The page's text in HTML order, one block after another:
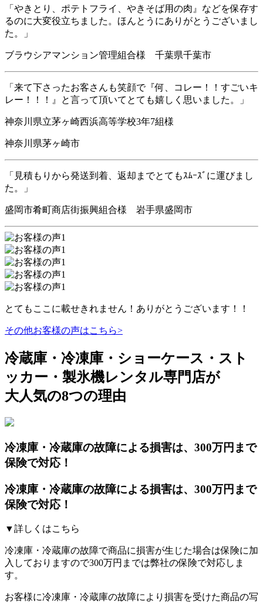
「やきとり、ポテトフライ、やきそば用の肉』などを保存す
るのに大変役立ちました。ほんとうにありがとうございまし
た。」
ブラウシアマンション管理組合様 千葉県千葉市
「来て下さったお客さんも笑顔で『何、コレー！！すごいキ
レー！！！』と言って頂いてとても嬉しく思いました。」
神奈川県立茅ヶ崎西浜高等学校3年7組様
神奈川県茅ヶ崎市
「見積もりから発送到着、返却までとてもｽﾑｰｽﾞに運びまし
た。」
盛岡市肴町商店街振興組合様 岩手県盛岡市
とてもここに載せきれません！ありがとうございます！！
その他お客様の声はこちら>
冷蔵庫・冷凍庫・ショーケース・スト
ッカー・製氷機レンタル専門店が
大人気の8つの理由
冷凍庫・冷蔵庫の故障による損害は、300万円まで
保険で対応！
冷凍庫・冷蔵庫の故障による損害は、300万円まで
保険で対応！
▼詳しくはこちら
冷凍庫・冷蔵庫の故障で商品に損害が生じた場合は保険に加
入しておりますので300万円までは弊社の保険で対応しま
す。
お客様に冷凍庫・冷蔵庫の故障により損害を受けた商品の写